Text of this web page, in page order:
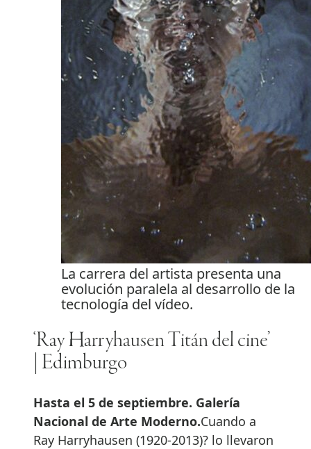
La carrera del artista presenta una
evolución paralela al desarrollo de la
tecnología del vídeo.
‘Ray Harryhausen Titán del cine’
| Edimburgo
Hasta el 5 de septiembre. Galería
Nacional de Arte Moderno.Cuando a
Ray Harryhausen (1920-2013)? lo llevaron